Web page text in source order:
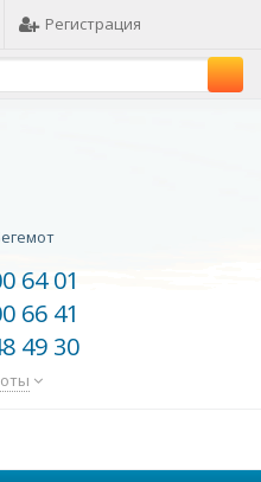
Регистрация
64 01
66 41
49 30